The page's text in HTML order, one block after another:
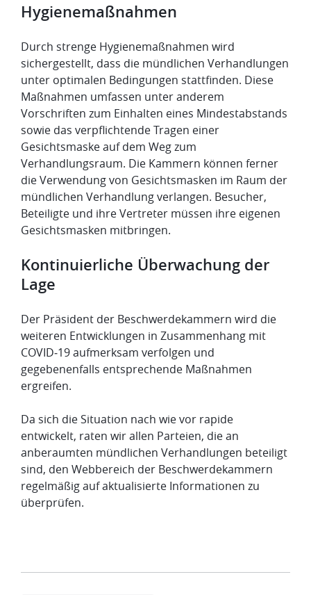
Hygienemaßnahmen
Durch strenge Hygienemaßnahmen wird
sichergestellt, dass die mündlichen Verhandlungen
unter optimalen Bedingungen stattfinden. Diese
Maßnahmen umfassen unter anderem
Vorschriften zum Einhalten eines Mindestabstands
sowie das verpflichtende Tragen einer
Gesichtsmaske auf dem Weg zum
Verhandlungsraum. Die Kammern können ferner
die Verwendung von Gesichtsmasken im Raum der
mündlichen Verhandlung verlangen. Besucher,
Beteiligte und ihre Vertreter müssen ihre eigenen
Gesichtsmasken mitbringen.
Kontinuierliche Überwachung der
Lage
Der Präsident der Beschwerdekammern wird die
weiteren Entwicklungen in Zusammenhang mit
COVID‑19 aufmerksam verfolgen und
gegebenenfalls entsprechende Maßnahmen
ergreifen.
Da sich die Situation nach wie vor rapide
entwickelt, raten wir allen Parteien, die an
anberaumten mündlichen Verhandlungen beteiligt
sind, den Webbereich der Beschwerdekammern
regelmäßig auf aktualisierte Informationen zu
überprüfen.